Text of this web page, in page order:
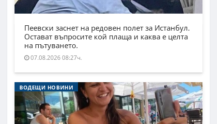
Пеевски заснет на редовен полет за Истанбул.
Остават въпросите кой плаща и каква е целта
на пътуването.
07.08.2026 08:27ч.
ВОДЕЩИ НОВИНИ